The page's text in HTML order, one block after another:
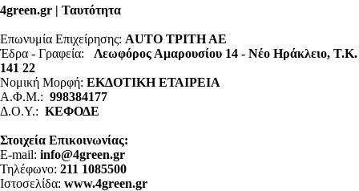
4green.gr | Ταυτότητα
Επωνυμία Επιχείρησης: AUTO ΤΡΙΤΗ ΑΕ
Έδρα - Γραφεία: Λεωφόρος Αμαρουσίου 14 - Νέο Ηράκλειο, Τ.Κ.
141 22
Νομική Μορφή: ΕΚΔΟΤΙΚΗ ΕΤΑΙΡΕΙΑ
Α.Φ.Μ.: 998384177
Δ.Ο.Υ.: ΚΕΦΟΔΕ
Στοιχεία Επικοινωνίας:
E-mail: info@4green.gr
Τηλέφωνο: 211 1085500
Ιστοσελίδα: www.4green.gr